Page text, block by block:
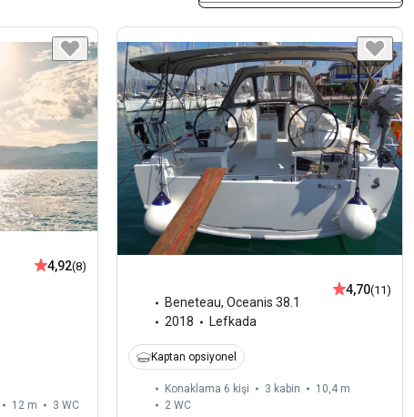
4,92(8)
12 m 3 WC
Beneteau,Oceanis 38.1
2018
Lefkada
4,70(11)
Kaptan opsiyonel
Konaklama 6 kişi 3 kabin
10,4 m
2 WC